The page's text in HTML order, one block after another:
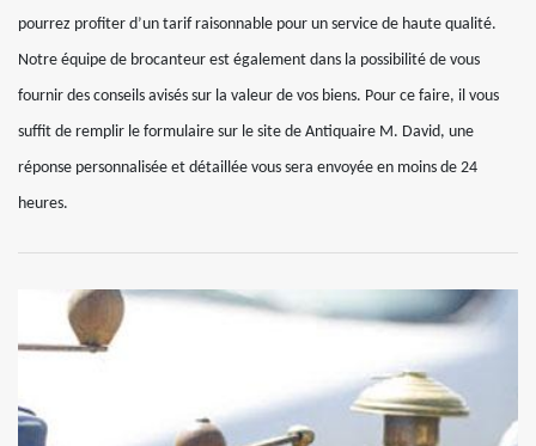
pourrez profiter d’un tarif raisonnable pour un service de haute qualité.
Notre équipe de brocanteur est également dans la possibilité de vous
fournir des conseils avisés sur la valeur de vos biens. Pour ce faire, il vous
suffit de remplir le formulaire sur le site de Antiquaire M. David, une
réponse personnalisée et détaillée vous sera envoyée en moins de 24
heures.